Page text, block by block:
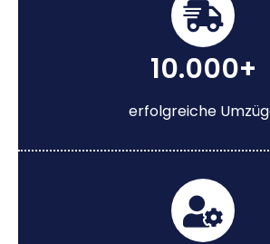
10.000+
erfolgreiche